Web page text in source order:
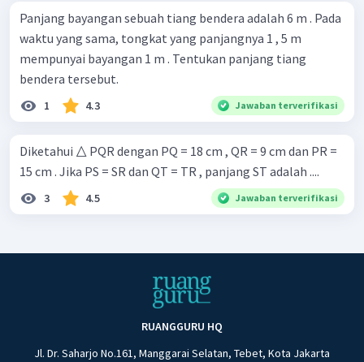
Panjang bayangan sebuah tiang bendera adalah 6 m . Pada
waktu yang sama, tongkat yang panjangnya 1 , 5 m
mempunyai bayangan 1 m . Tentukan panjang tiang
bendera tersebut.
1 4.3 Jawaban terverifikasi
Diketahui △ PQR dengan PQ = 18 cm , QR = 9 cm dan PR =
15 cm . Jika PS = SR dan QT = TR , panjang ST adalah ....
3 4.5 Jawaban terverifikasi
RUANGGURU HQ
Jl. Dr. Saharjo No.161, Manggarai Selatan, Tebet, Kota Jakarta